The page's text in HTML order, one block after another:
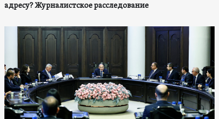
адресу? Журналистское расследование